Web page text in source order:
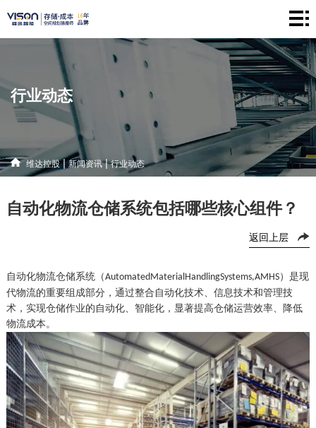
维
心
闻
资
讯
解
决
方
联
系
式
行业动态
维达控股|新闻资讯|行业动态
自动化物流仓储系统包括哪些核心组件？
返回上层
自动化物流仓储系统（AutomatedMaterialHandlingSystems,AMHS）是现
代物流的重要组成部分，通过整合自动化技术、信息技术和管理技
术，实现仓储作业的自动化、智能化，显著提高仓储运营效率、降低
物流成本。